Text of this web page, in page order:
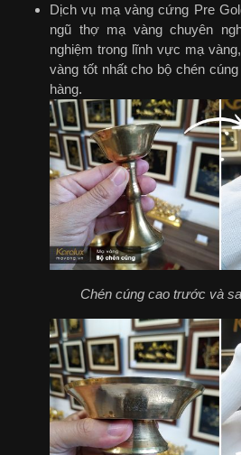
Dịch vụ mạ vàng cứng Pre
ngũ thợ mạ vàng chuyên
nghiệm trong lĩnh vực mạ
vàng tốt nhất cho bộ chén
hàng.
Chén cúng cao trước và